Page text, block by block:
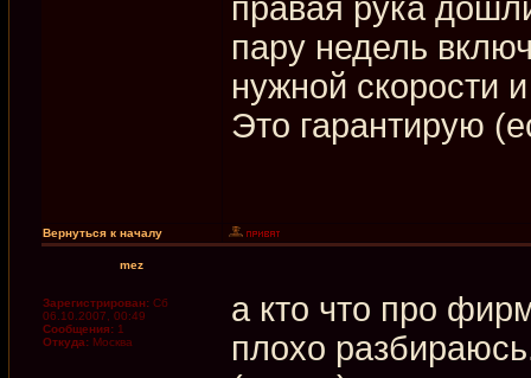
правая рука
пару недель
нужной скорости
Это гарантирую
Вернуться к началу
mez
Зарегистрирован: Сб
06.10.2007, 00:49
Сообщения: 1
Откуда: Москва
а кто что про
плохо